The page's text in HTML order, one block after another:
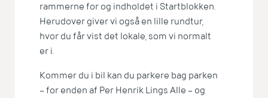
rammerne for og indholdet i Startblokken.
Herudover giver vi også en lille rundtur,
hvor du får vist det lokale, som vi normalt
er i.
Kommer du i bil kan du parkere bag parken
– for enden af Per Henrik Lings Alle – og